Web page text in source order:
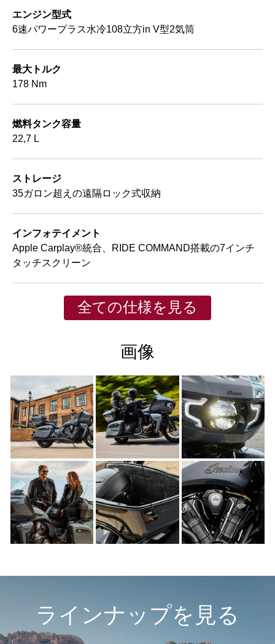
エンジン型式
6速パワープラス水冷108立方in V型2気筒
最大トルク
178 Nm
燃料タンク容量
22,7 L
ストレージ
35ガロン超えの遠隔ロック式収納
インフォテイメント
Apple Carplay®統合、RIDE COMMAND搭載の7インチ
タッチスクリーン
全ての仕様を見る
画像
ラインナップを見る